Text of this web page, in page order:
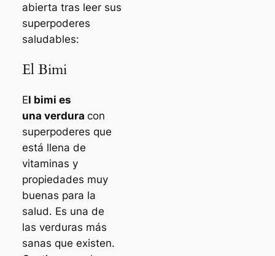
abierta tras leer sus
superpoderes
saludables:
El Bimi
El bimi es
una verdura con
superpoderes que
está llena de
vitaminas y
propiedades muy
buenas para la
salud. Es una de
las verduras más
sanas que existen.